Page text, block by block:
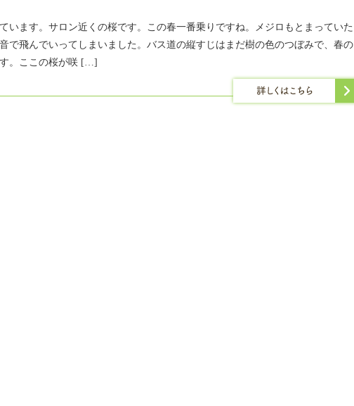
います。サロン近くの桜です。この春一番乗りですね。メジロもとまっていた
で飛んでいってしまいました。バス道の縦すじはまだ樹の色のつぼみで、春の
。ここの桜が咲 […]